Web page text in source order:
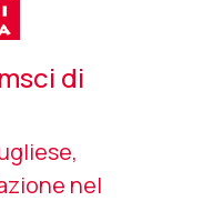
di
nel